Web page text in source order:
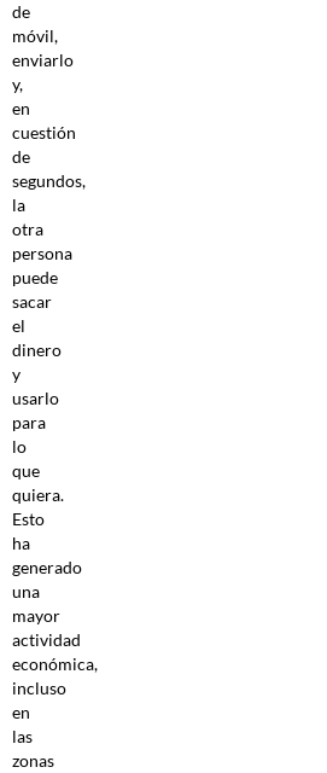
de
móvil,
enviarlo
y,
en
cuestión
de
segundos,
la
otra
persona
puede
sacar
el
dinero
y
usarlo
para
lo
que
quiera.
Esto
ha
generado
una
mayor
actividad
económica,
incluso
en
las
zonas